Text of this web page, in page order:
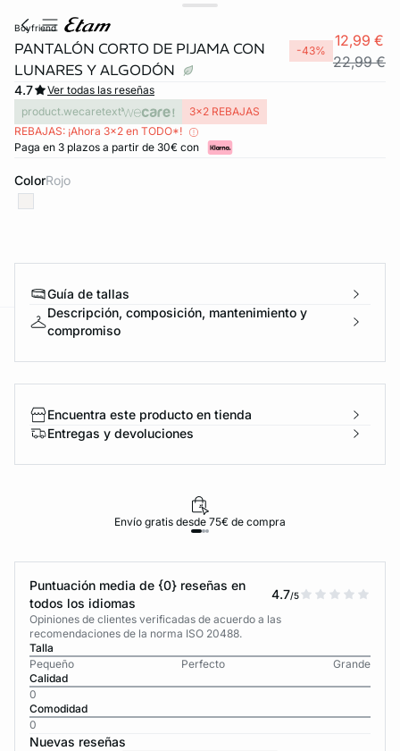
boyfriend
PANTALÓN CORTO DE PIJAMA CON
LUNARES Y ALGODÓN
-43%
12,99 €
22,99 €
4.7
Ver todas las reseñas
product.wecaretext
3x2 REBAJAS
REBAJAS: ¡Ahora 3x2 en TODO*!
Paga en 3 plazos a partir de 30€ con
Color rojo
Guía de tallas
Descripción, composición, mantenimiento y
compromiso
Encuentra este producto en tienda
Entregas y devoluciones
Envío gratis desde 75€ de compra
Puntuación media de {0} reseñas en
todos los idiomas
4.7/5
Opiniones de clientes verificadas de acuerdo a las
recomendaciones de la norma ISO 20488.
Talla
Pequeño
Perfecto
Grande
Calidad
0
Comodidad
0
Nuevas reseñas